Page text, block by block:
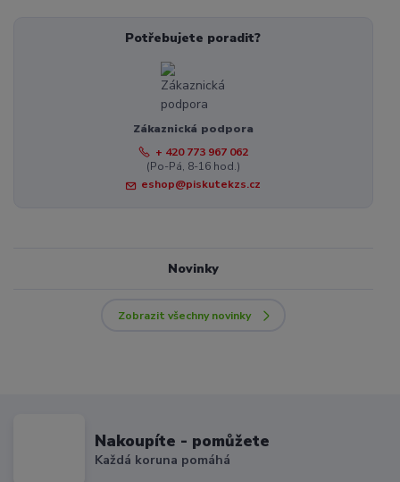
Potřebujete poradit?
Zákaznická podpora
+ 420 773 967 062
(Po-Pá, 8-16 hod.)
eshop@piskutekzs.cz
Novinky
Zobrazit všechny novinky
Nakoupíte - pomůžete
Každá koruna pomáhá